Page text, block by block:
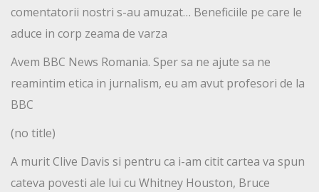
comentatorii nostri s-au amuzat… Beneficiile pe care le
aduce in corp zeama de varza
Avem BBC News Romania. Sper sa ne ajute sa ne
reamintim etica in jurnalism, eu am avut profesori de la
BBC
(no title)
A murit Clive Davis si pentru ca i-am citit cartea va spun
cateva povesti ale lui cu Whitney Houston, Bruce